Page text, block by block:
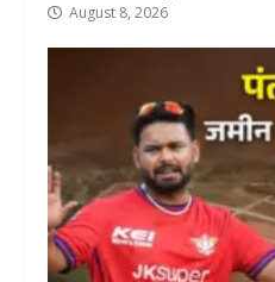
August 8, 2026